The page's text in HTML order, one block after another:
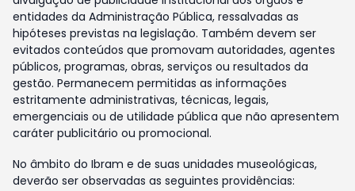
entidades da Administração Pública, ressalvadas as
hipóteses previstas na legislação. Também devem ser
evitados conteúdos que promovam autoridades, agentes
públicos, programas, obras, serviços ou resultados da
gestão. Permanecem permitidas as informações
estritamente administrativas, técnicas, legais,
emergenciais ou de utilidade pública que não apresentem
caráter publicitário ou promocional.
No âmbito do Ibram e de suas unidades museológicas,
deverão ser observadas as seguintes providências: